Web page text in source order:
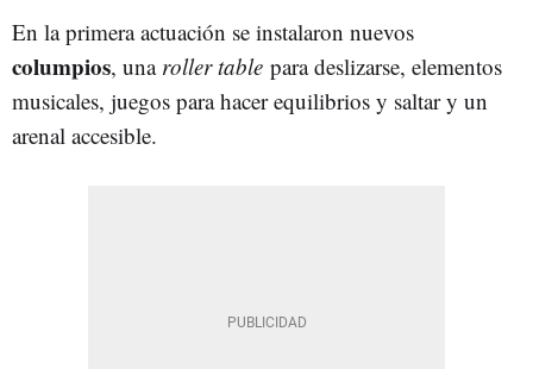
En la primera actuación se instalaron nuevos
columpios, una roller table para deslizarse, elementos
musicales, juegos para hacer equilibrios y saltar y un
arenal accesible.